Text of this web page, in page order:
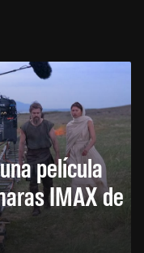
película
IMAX de